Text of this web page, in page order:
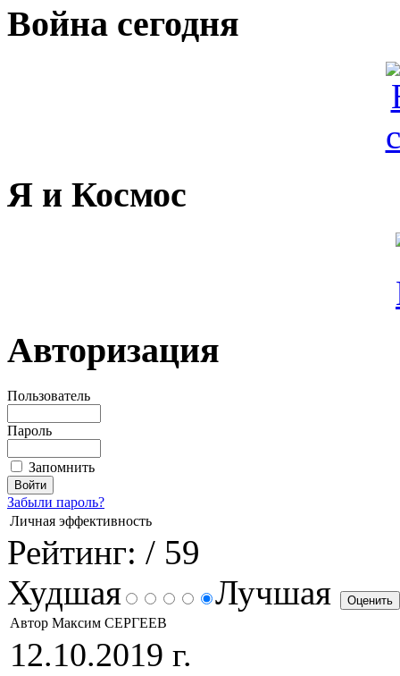
Война сегодня
Я и Космос
Авторизация
Пользователь
Пароль
Запомнить
Забыли пароль?
Личная эффективность
Рейтинг: / 59
Худшая
Лучшая
Автор Максим СЕРГЕЕВ
12.10.2019 г.